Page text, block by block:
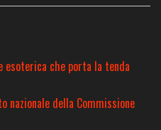
esoterica che porta la tenda
nazionale della Commissione